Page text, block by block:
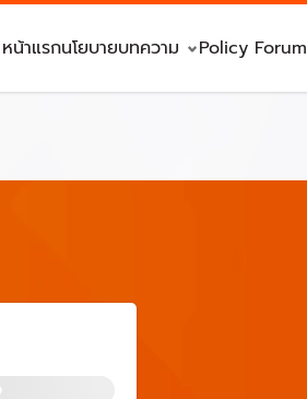
หน้าแรกนโยบายบทความ Policy Forum